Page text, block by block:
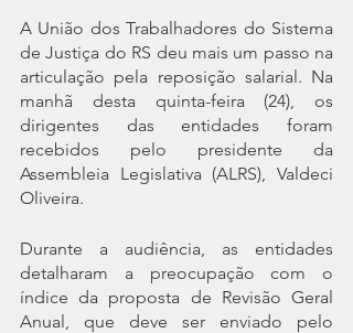
A União dos Trabalhadores do Sistema
de Justiça do RS deu mais um passo na
articulação pela reposição salarial. Na
manhã desta quinta-feira (24), os
dirigentes das entidades foram
recebidos pelo presidente da
Assembleia Legislativa (ALRS), Valdeci
Oliveira.
Durante a audiência, as entidades
detalharam a preocupação com o
índice da proposta de Revisão Geral
Anual, que deve ser enviado pelo